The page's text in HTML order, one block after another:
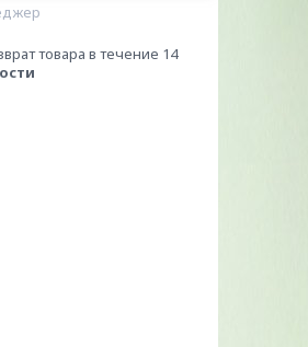
товара в течение 14